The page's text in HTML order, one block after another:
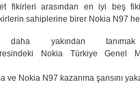
fikirleri arasından en iyi beş
sahiplerine birer Nokia N97
yakından tanımak
Nokia Türkiye Genel
ve Nokia N97 kazanma şansını